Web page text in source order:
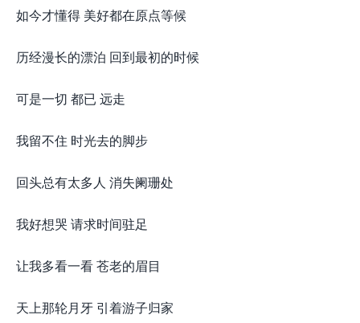
如今才懂得 美好都在原点等候
历经漫长的漂泊 回到最初的时候
可是一切 都已 远走
我留不住 时光去的脚步
回头总有太多人 消失阑珊处
我好想哭 请求时间驻足
让我多看一看 苍老的眉目
天上那轮月牙 引着游子归家